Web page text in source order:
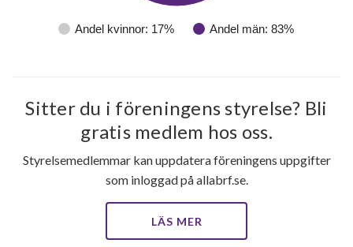
Andel kvinnor: 17% Andel män: 83%
Sitter du i föreningens styrelse? Bli
gratis medlem hos oss.
Styrelsemedlemmar kan uppdatera föreningens uppgifter
som inloggad på allabrf.se.
LÄS MER